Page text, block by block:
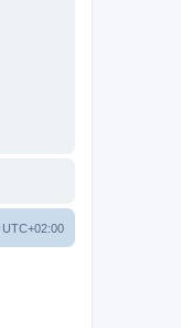
UTC+02:00